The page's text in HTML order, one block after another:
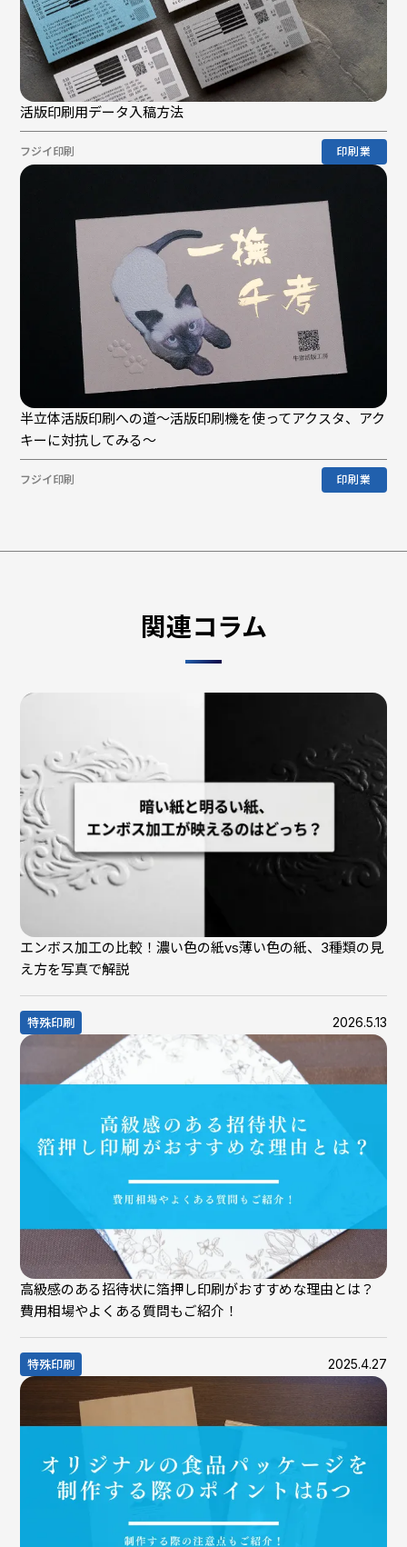
活版印刷用データ入稿方法
フジイ印刷 印刷業
半立体活版印刷への道〜活版印刷機を使ってアクスタ、アク
キーに対抗してみる〜
フジイ印刷 印刷業
関連コラム
エンボス加工の比較！濃い色の紙vs薄い色の紙、3種類の見
え方を写真で解説
特殊印刷 2026.5.13
高級感のある招待状に箔押し印刷がおすすめな理由とは？
費用相場やよくある質問もご紹介！
特殊印刷 2025.4.27